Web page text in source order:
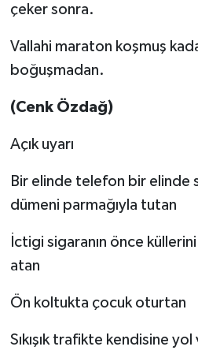
çeker sonra.
Vallahi maraton koşmuş
boğuşmadan.
(Cenk Özdağ)
Açık uyarı
Bir elinde telefon bir elinde
dümeni parmağıyla tutan
İctigi sigaranın önce
atan
Ön koltukta çocuk oturtan
Sıkışık trafikte kendisine